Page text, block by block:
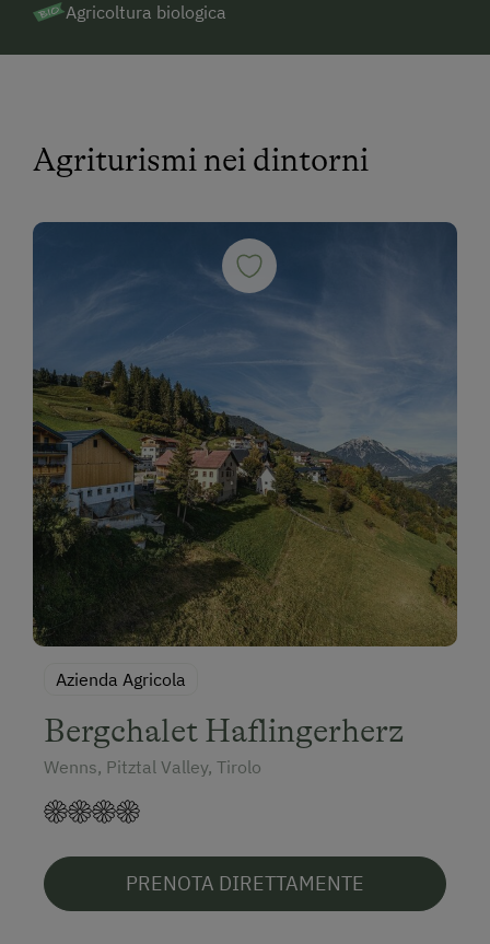
Agricoltura biologica
Agriturismi nei dintorni
Azienda Agricola
Bergchalet Haflingerherz
Wenns, Pitztal Valley, Tirolo
PRENOTA DIRETTAMENTE